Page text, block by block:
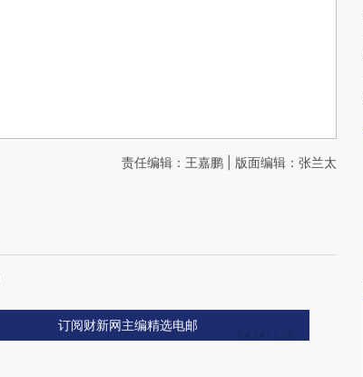
责任编辑：王嘉鹏 | 版面编辑：张兰太
订阅财新网主编精选电邮